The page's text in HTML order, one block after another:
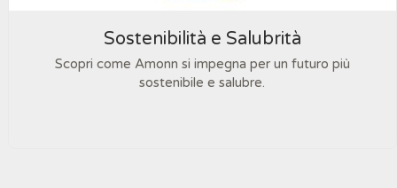
Sostenibilità e Salubrità
Scopri come Amonn si impegna per un futuro più
sostenibile e salubre.